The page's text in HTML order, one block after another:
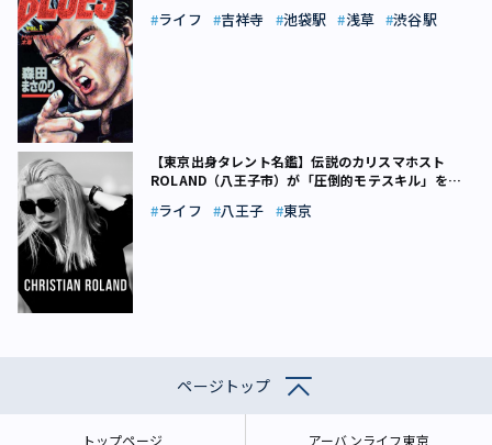
ライフ 吉祥寺 池袋駅 浅草 渋谷駅
【東京出身タレント名鑑】伝説のカリスマホスト
ROLAND（八王子市）が「圧倒的モテスキル」を身
ライフ 八王子 東京
ページトップ
トップページ アーバンライフ東京